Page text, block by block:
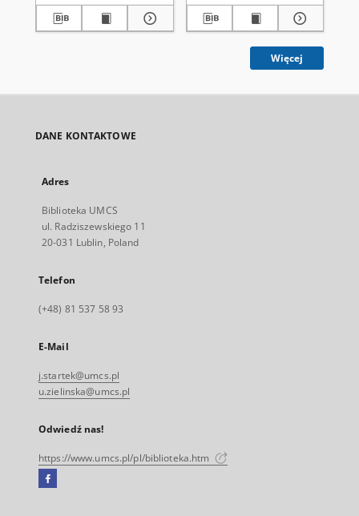
Więcej
DANE KONTAKTOWE
Adres
Biblioteka UMCS
ul. Radziszewskiego 11
20-031 Lublin, Poland
Telefon
(+48) 81 537 58 93
E-Mail
j.startek@umcs.pl
u.zielinska@umcs.pl
Odwiedź nas!
https://www.umcs.pl/pl/biblioteka.htm
Facebook